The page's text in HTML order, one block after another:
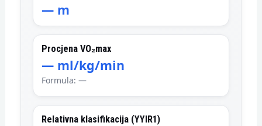
— m
Procjena VO₂max
— ml/kg/min
Formula: —
Relativna klasifikacija (YYIR1)